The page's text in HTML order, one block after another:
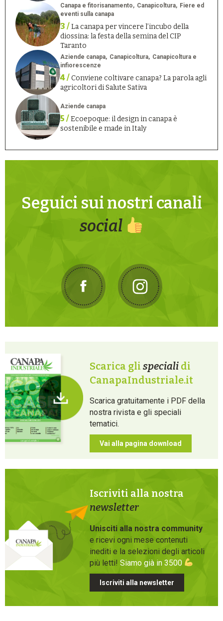
Canapa e fitorisanamento Canapicoltura
Fiere ed
eventi sulla canapa
3 /La canapa per vincere l’incubo della
diossina: la festa della semina del CIP
Taranto
Aziende canapa Canapicoltura
Canapicoltura e
infiorescenze
4 /Conviene coltivare canapa? La parola agli
agricoltori di Salute Sativa
Aziende canapa
5 /Ecoepoque: il design in canapa è
sostenibile e made in Italy
Seguici sui nostri canali
social
Scarica gli speciali di
CanapaIndustriale.it
Scarica gratuitamente i PDF della
nostra rivista e gli speciali
tematici.
Vai alla pagina download
Iscriviti alla nostra
newsletter
Unisciti alla nostra community
e ricevi ogni mese contenuti
inediti e la selezioni degli articoli
più letti! Siamo già in 3500
Iscriviti alla newsletter